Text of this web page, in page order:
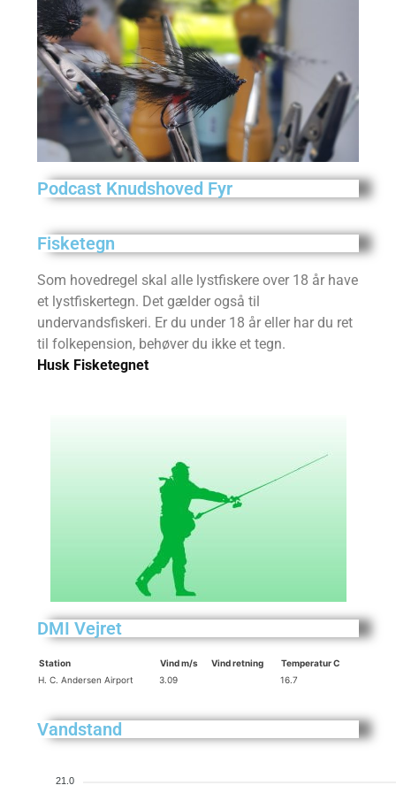
Podcast Knudshoved Fyr
Fisketegn
Som hovedregel skal alle lystfiskere over 18 år have
et lystfiskertegn. Det gælder også til
undervandsfiskeri. Er du under 18 år eller har du ret
til folkepension, behøver du ikke et tegn.
Husk Fisketegnet
DMI Vejret
Station Vind m/s Vind retning
Temperatur C
H. C. Andersen Airport
3.09 16.7
Vandstand
21.0